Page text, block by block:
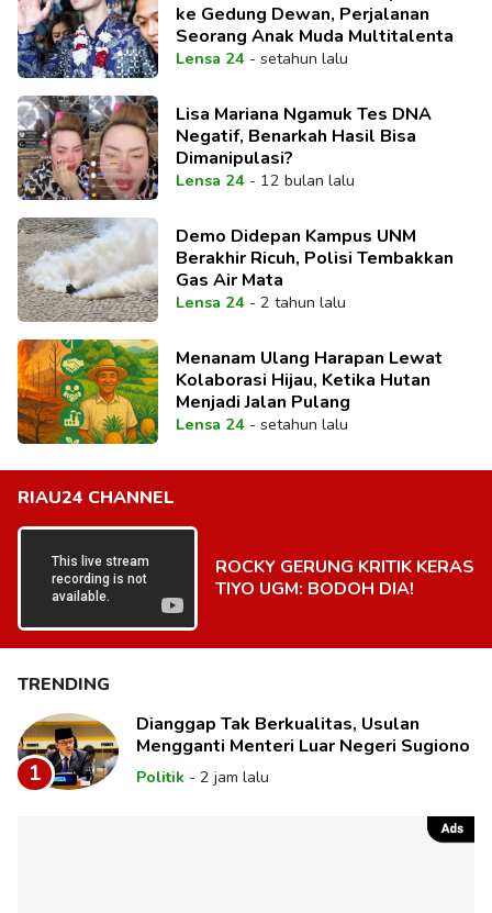
ke Gedung Dewan, Perjalanan
Seorang Anak Muda Multitalenta
Lensa 24- setahun lalu
Lisa Mariana Ngamuk Tes DNA
Negatif, Benarkah Hasil Bisa
Dimanipulasi?
Lensa 24- 12 bulan lalu
Demo Didepan Kampus UNM
Berakhir Ricuh, Polisi Tembakkan
Gas Air Mata
Lensa 24- 2 tahun lalu
Menanam Ulang Harapan Lewat
Kolaborasi Hijau, Ketika Hutan
Menjadi Jalan Pulang
Lensa 24- setahun lalu
RIAU24 CHANNEL
ROCKY GERUNG KRITIK KERAS
TIYO UGM: BODOH DIA!
TRENDING
1
Dianggap Tak Berkualitas, Usulan
Mengganti Menteri Luar Negeri Sugiono
Politik - 2 jam lalu